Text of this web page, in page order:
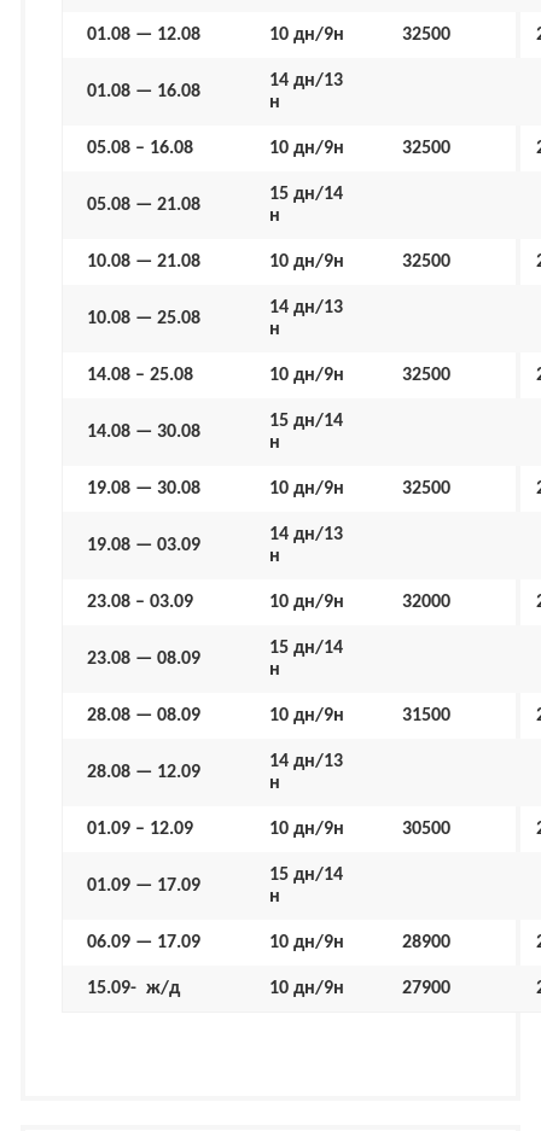
01.08 — 12.08 10 дн/9н 32500
01.08 — 16.08
14 дн/13
н
05.08 – 16.08 10 дн/9н 32500
05.08 — 21.08
15 дн/14
н
10.08 — 21.08 10 дн/9н 32500
10.08 — 25.08
14 дн/13
н
14.08 – 25.08 10 дн/9н 32500
14.08 — 30.08
15 дн/14
н
19.08 — 30.08 10 дн/9н 32500
19.08 — 03.09
14 дн/13
н
23.08 – 03.09 10 дн/9н 32000
23.08 — 08.09
15 дн/14
н
28.08 — 08.09 10 дн/9н 31500
28.08 — 12.09
14 дн/13
н
01.09 – 12.09 10 дн/9н 30500
01.09 — 17.09
15 дн/14
н
06.09 — 17.09 10 дн/9н 28900
15.09- ж/д 10 дн/9н 27900